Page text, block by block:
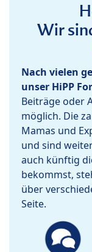
Wir
Nach vielen
unser HiPP
Beiträge oder
möglich. Die
Mamas und
und sind
auch künftig
bekommst,
über
Seite.